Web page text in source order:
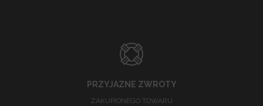
PRZYJAZNE ZWROTY
ZAKUPIONEGO TOWARU